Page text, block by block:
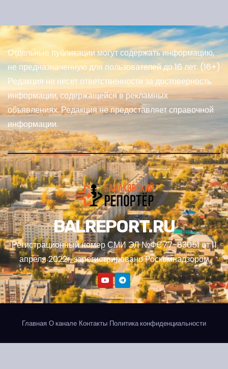
Отдельные публикации могут содержать информацию,
не предназначенную для пользователей до 16 лет. (16+)
Редакция не несет ответственности за достоверность
информации, содержащейся в рекламных
объявлениях. Редакция не предоставляет справочной
информации.
BALREPORT.RU
Регистрационный номер СМИ ЭЛ №ФС77-83051 от 11
апреля 2022г, зарегистрировано Роскомнадзором
Главная О канале Контакты Политика конфиденциальности